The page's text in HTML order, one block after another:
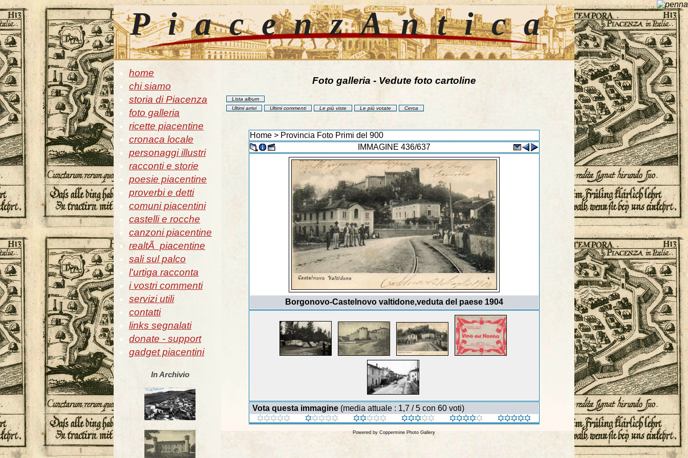
PiacenzAntica
home
chi siamo
storia di Piacenza
foto galleria
ricette piacentine
cronaca locale
personaggi illustri
racconti e storie
poesie piacentine
proverbi e detti
comuni piacentini
castelli e rocche
canzoni piacentine
realtÃ piacentine
sali sul palco
l'urtiga racconta
i vostri commenti
servizi utili
contatti
links segnalati
donate - support
gadget piacentini
In Archivio
Foto galleria - Vedute foto cartoline
Lista album
Ultimi arrivi
Ultimi commenti Le più viste Le più votate Cerca
Home> Provincia Foto Primi del 900
IMMAGINE 436/637
Borgonovo-Castelnovo valtidone,veduta del paese 1904
Vota questa immagine(media attuale : 1,7 / 5 con 60 voti)
Powered by Coppermine Photo Gallery